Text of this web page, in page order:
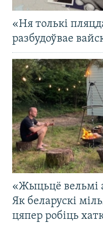
«Ня толькі
разбудоўвае
«Жыцьцё вельмі
Як беларускі
цяпер робіць